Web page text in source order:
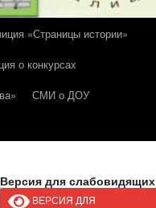
«Страницы истории»
о конкурсах
СМИ о ДОУ
Версия для слабовидящих
ВЕРСИЯ ДЛЯ